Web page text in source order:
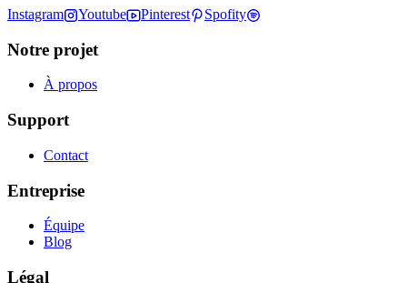
Instagram
Youtube Pinterest Spofity
Notre projet
À propos
Support
Contact
Entreprise
Équipe
Blog
Légal